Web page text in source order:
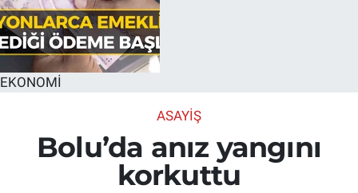
EKONOMİ
ASAYIŞ
Bolu’da anız yangını
korkuttu